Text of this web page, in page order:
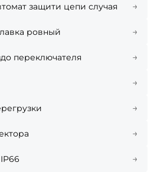
защити цепи случая →
ровный →
переключателя →
→
→
→
→